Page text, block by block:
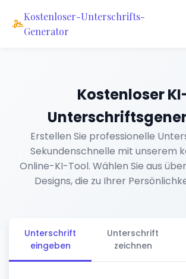
Kostenloser-Unterschrifts-
Generator
Kostenloser
Erstellen Sie professionelle
Sekundenschnelle mit unserem
Online-KI-Tool. Wählen Sie aus
Designs, die zu Ihrer
Unterschrift
eingeben
Unterschrift
zeichnen